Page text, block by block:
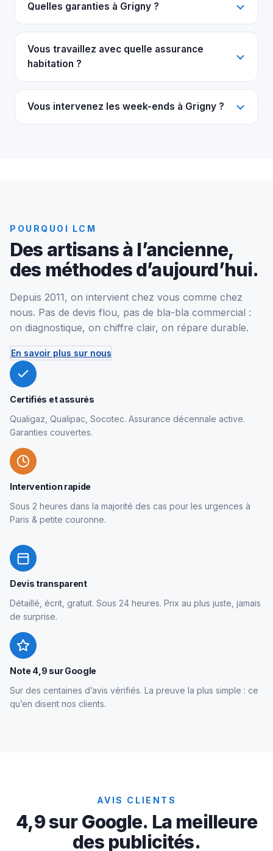
Quelles garanties à Grigny ?
Vous travaillez avec quelle assurance
habitation ?
Vous intervenez les week-ends à Grigny ?
POURQUOI LCM
Des artisans à l’ancienne,
des méthodes d’aujourd’hui.
Depuis 2011, on intervient chez vous comme chez
nous. Pas de devis flou, pas de bla-bla commercial :
on diagnostique, on chiffre clair, on répare durable.
En savoir plus sur nous
Certifiés et assurés
Qualigaz, Qualipac, Socotec. Assurance décennale active.
Garanties couvertes.
Intervention rapide
Sous 2 heures dans la majorité des cas pour les urgences à
Paris & petite couronne.
Devis transparent
Détaillé, écrit, gratuit. Sous 24 heures. Prix au plus juste, jamais
de surprise.
Note 4,9 sur Google
Sur des centaines d’avis vérifiés. La preuve la plus simple : ce
qu’en disent nos clients.
AVIS CLIENTS
4,9 sur Google. La meilleure
des publicités.